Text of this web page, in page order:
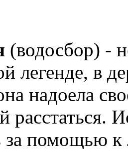
(водосбор) -
легенде, в
надоела
расстаться.
за помощью